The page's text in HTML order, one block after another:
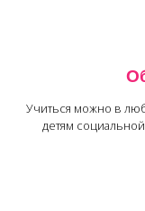
Учиться можно в
детям